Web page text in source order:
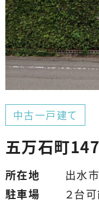
中古一戸建て
五万石町
所在地
出水
駐車場
２台